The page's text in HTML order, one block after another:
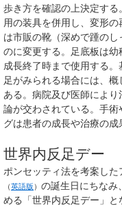
歩き方を確認の上決定す
用の装具を併用し、変形
は市販の靴（深めで踵の
のに変更する。足底板は幼
成長終了時まで使用する
足がみられる場合には、
ある。病院及び医師によ
論が交わされている。手
グは患者の成長や治療の成
世界内反足デー
ポンセッティ法を考案した
（英語版 ） の誕生日にちなみ
める「世界内反足デー」と